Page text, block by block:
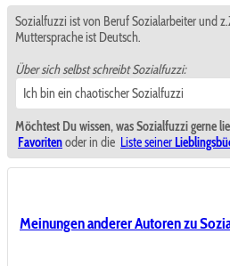
Sozialfuzzi ist von Beruf Sozialarbeiter und
Muttersprache ist Deutsch.
Über sich selbst schreibt Sozialfuzzi:
Ich bin ein chaotischer Sozialfuzzi
Möchtest Du wissen, was Sozialfuzzi gerne
Favoritenoder in die Liste seiner
Meinungen anderer Autoren zu